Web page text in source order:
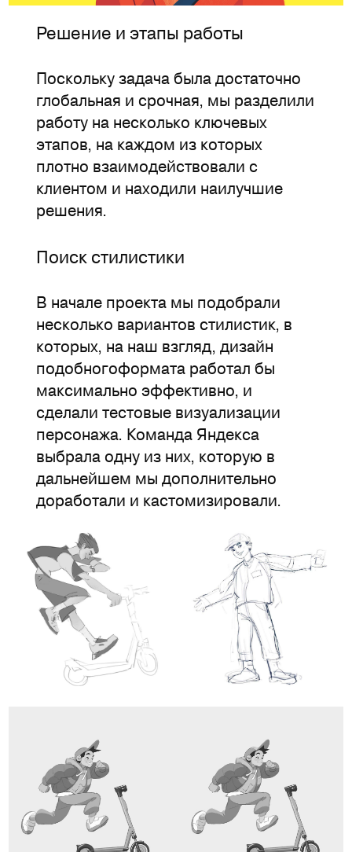
Решение и этапы работы
Поскольку задача была достаточно
глобальная и срочная, мы разделили
работу на несколько ключевых
этапов, на каждом из которых
плотно взаимодействовали с
клиентом и находили наилучшие
решения.
Поиск стилистики
В начале проекта мы подобрали
несколько вариантов стилистик, в
которых, на наш взгляд, дизайн
подобногоформата работал бы
максимально эффективно, и
сделали тестовые визуализации
персонажа. Команда Яндекса
выбрала одну из них, которую в
дальнейшем мы дополнительно
доработали и кастомизировали.